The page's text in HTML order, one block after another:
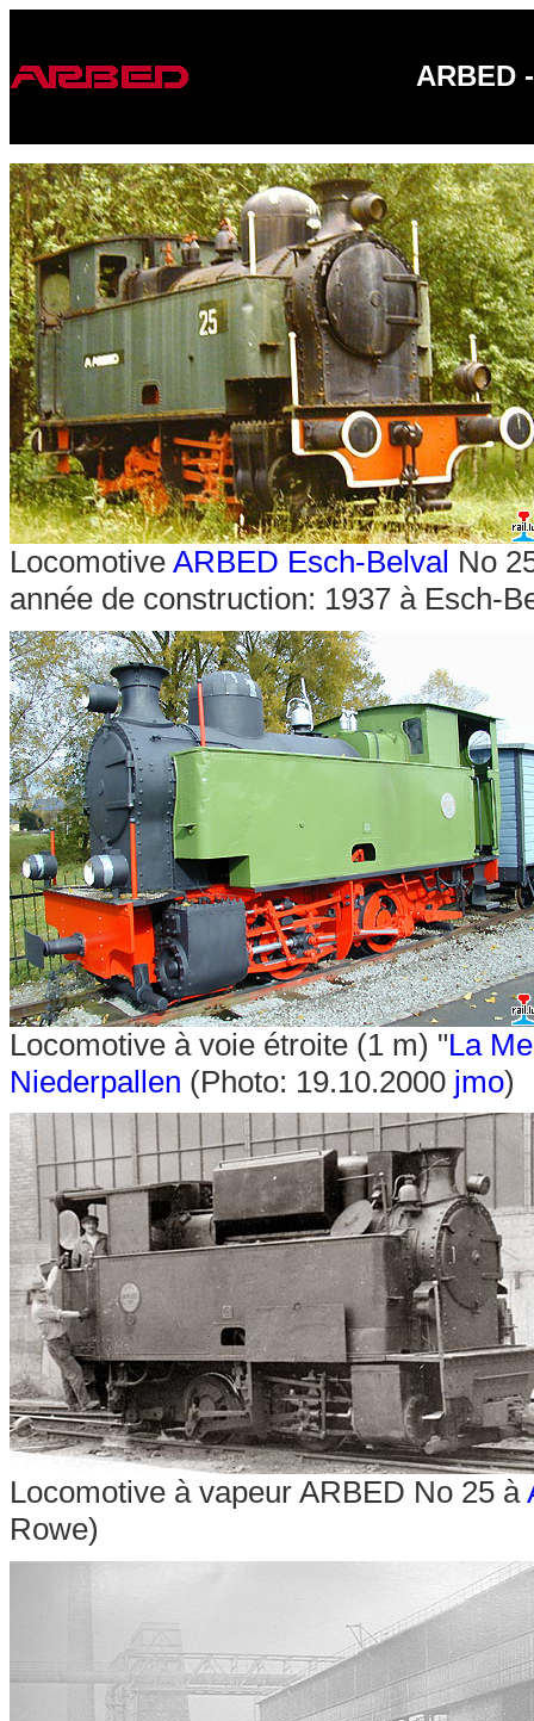
ARBED
Locomotive ARBED Esch-Belval No
année de construction: 1937 à Esch-
Locomotive à voie étroite (1 m) "La
Niederpallen (Photo: 19.10.2000 jmo)
Locomotive à vapeur ARBED No 25 à
Rowe)